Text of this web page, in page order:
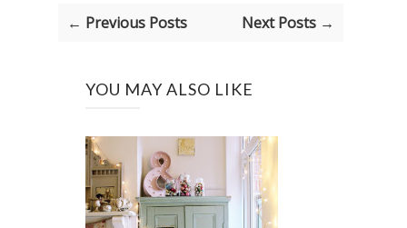
← Previous Posts Next Posts →
YOU MAY ALSO LIKE